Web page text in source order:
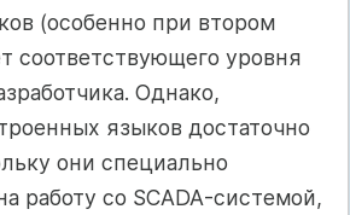
(особенно при втором
соответствующего уровня
Однако,
языков достаточно
они специально
работу со SCADA-системой,